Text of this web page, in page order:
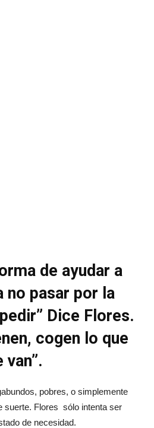
de ayudar a
no pasar por la
Dice Flores.
cogen lo que
pobres, o simplemente
suerte. Flores sólo intenta ser
de necesidad.